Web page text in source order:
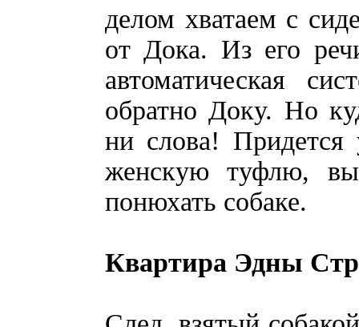
делом хватаем с
от Дока. Из его
автоматическая
обратно Доку. Но
ни слова! Придется
женскую туфлю,
понюхать собаке.
Квартира Эдны